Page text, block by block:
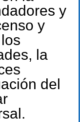
y
y
la
del